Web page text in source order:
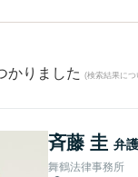
かりました (検索結果につ
斉藤 圭 弁
舞鶴法律事務所